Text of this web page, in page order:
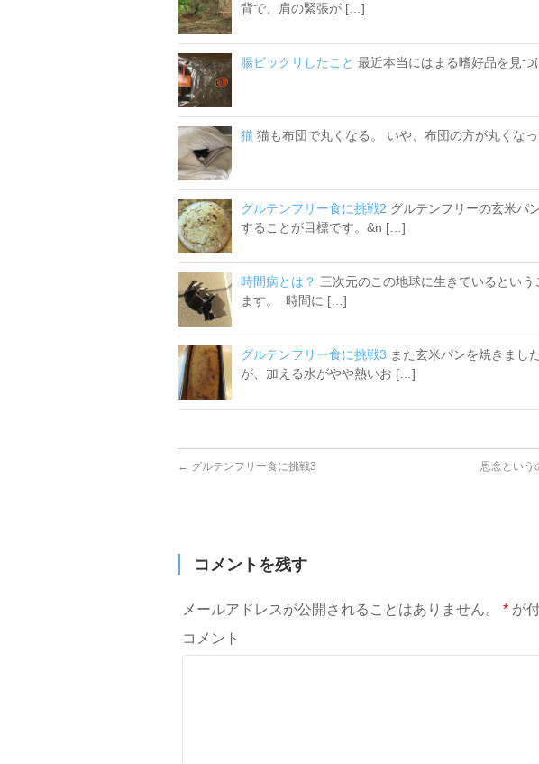
背で、肩の緊張が […]
腸ビックリしたこと 最近本当にはまる嗜好品を見
猫 猫も布団で丸くなる。 いや、布団の方が丸くな
グルテンフリー食に挑戦2 グルテンフリーの玄米パ
することが目標です。&n […]
時間病とは？ 三次元のこの地球に生きているとい
ます。 時間に […]
グルテンフリー食に挑戦3 また玄米パンを焼きまし
が、加える水がやや熱いお […]
← グルテンフリー食に挑戦3
思念という
コメントを残す
メールアドレスが公開されることはありません。 * が
コメント